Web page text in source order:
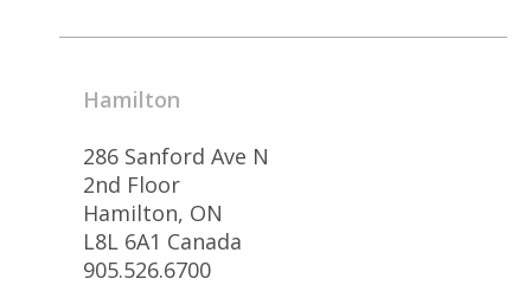
Hamilton
286 Sanford Ave N
2nd Floor
Hamilton, ON
L8L 6A1 Canada
905.526.6700